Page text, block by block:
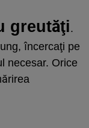
greutăţi.
încercaţi pe
necesar. Orice